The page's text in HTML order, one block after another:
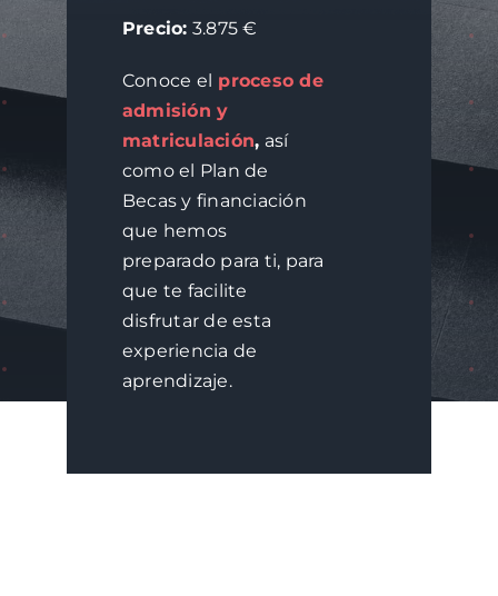
Precio: 3.875 €
Conoce el proceso de
admisión y
matriculación, así
como el Plan de
Becas y financiación
que hemos
preparado para ti, para
que te facilite
disfrutar de esta
experiencia de
aprendizaje.